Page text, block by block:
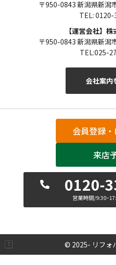
〒950-0843 新潟県新
TEL:
【運営会社】
〒950-0843 新潟県新
TEL:025-
会社案内
会員登録
来店
0120-
営業時間/
© 2025- リフォ